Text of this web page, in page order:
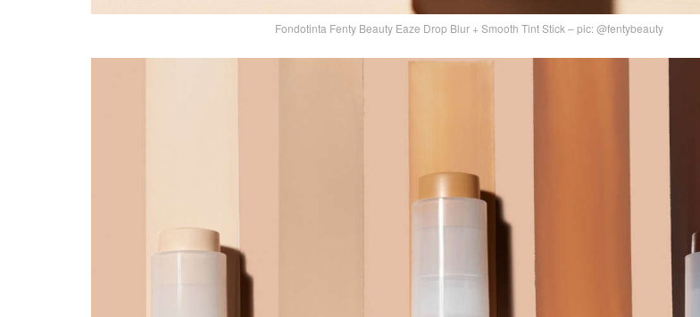
Fondotinta Fenty Beauty Eaze Drop Blur + Smooth Tint Stick – pic: @fentybeauty